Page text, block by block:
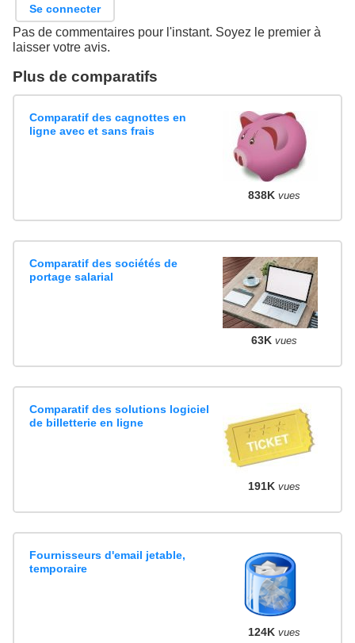
Se connecter
Pas de commentaires pour l'instant. Soyez le premier à
laisser votre avis.
Plus de comparatifs
Comparatif des cagnottes en
ligne avec et sans frais
838K vues
Comparatif des sociétés de
portage salarial
63K vues
Comparatif des solutions logiciel
de billetterie en ligne
191K vues
Fournisseurs d'email jetable,
temporaire
124K vues